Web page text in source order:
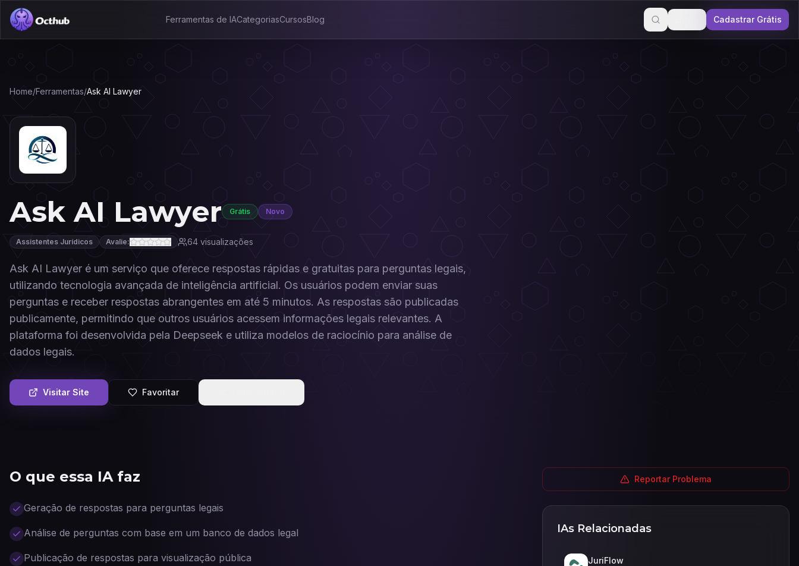
Ferramentas de IACategoriasCursosBlog Cadastrar Grátis
Home/Ferramentas/Ask AI Lawyer
Ask AI Lawyer Grátis Novo
Assistentes Jurídicos Avalie: 64 visualizações
Ask AI Lawyer é um serviço que oferece respostas rápidas e gratuitas para perguntas legais,
utilizando tecnologia avançada de inteligência artificial. Os usuários podem enviar suas
perguntas e receber respostas abrangentes em até 5 minutos. As respostas são publicadas
publicamente, permitindo que outros usuários acessem informações legais relevantes. A
plataforma foi desenvolvida pela Deepseek e utiliza modelos de raciocínio para análise de
dados legais.
Visitar Site Favoritar
O que essa IA faz
Geração de respostas para perguntas legais
Análise de perguntas com base em um banco de dados legal
Publicação de respostas para visualização pública
Reportar Problema
IAs Relacionadas
JuriFlow